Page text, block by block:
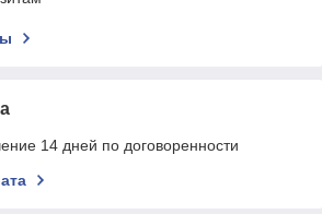
14 дней по договоренности